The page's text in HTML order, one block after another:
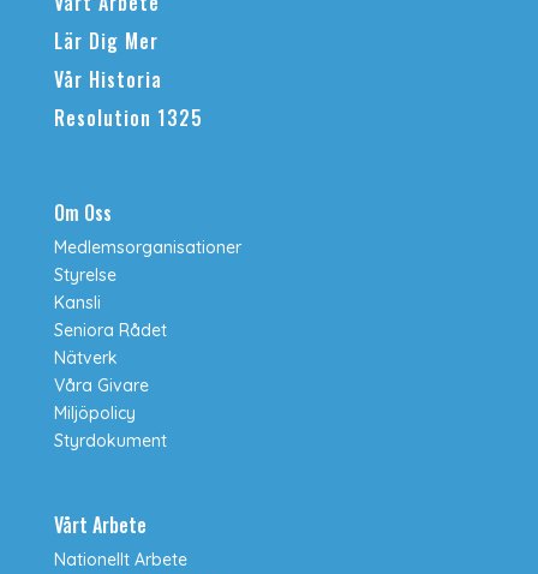
Lär Dig Mer
Vår Historia
Resolution 1325
Om Oss
Medlemsorganisationer
Styrelse
Kansli
Seniora Rådet
Nätverk
Våra Givare
Miljöpolicy
Styrdokument
Vårt Arbete
Nationellt Arbete